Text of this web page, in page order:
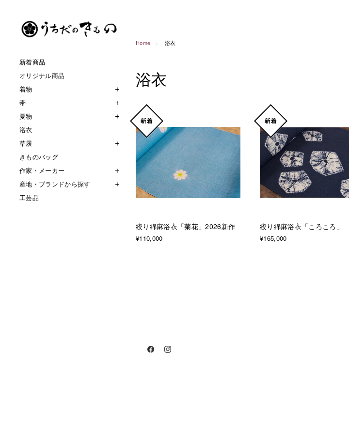
新着商品
オリジナル商品
着物
帯
夏物
浴衣
草履
きものバッグ
作家・メーカー
産地・ブランドから探す
工芸品
Home 浴衣
浴衣
絞り綿麻浴衣「菊花」2026新作
¥110,000
絞り綿麻浴衣「ころころ」
¥165,000